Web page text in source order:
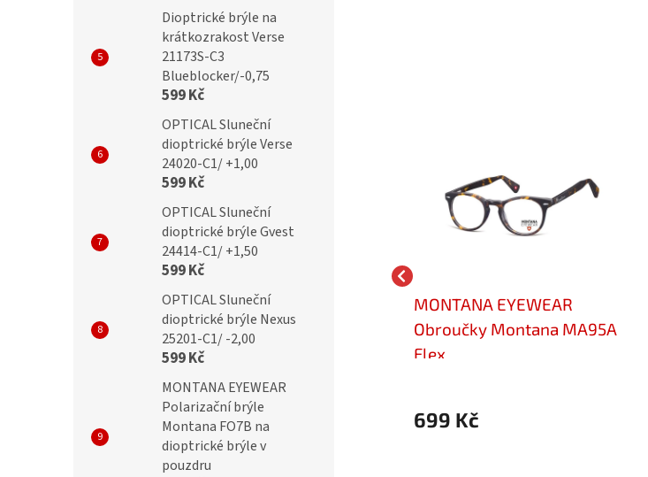
Dioptrické brýle na
krátkozrakost Verse
21173S-C3
Blueblocker/-0,75
599 Kč
OPTICAL Sluneční
dioptrické brýle Verse
24020-C1/ +1,00
599 Kč
OPTICAL Sluneční
dioptrické brýle Gvest
24414-C1/ +1,50
599 Kč
OPTICAL Sluneční
dioptrické brýle Nexus
25201-C1/ -2,00
599 Kč
MONTANA EYEWEAR
Polarizační brýle
Montana FO7B na
dioptrické brýle v
pouzdru
MA55B flex
MONTANA EYEWEAR
Obroučky Montana MA53D
699 Kč
MONTANA EYEWEAR
Obroučky Montana MA95A
Flex
699 Kč